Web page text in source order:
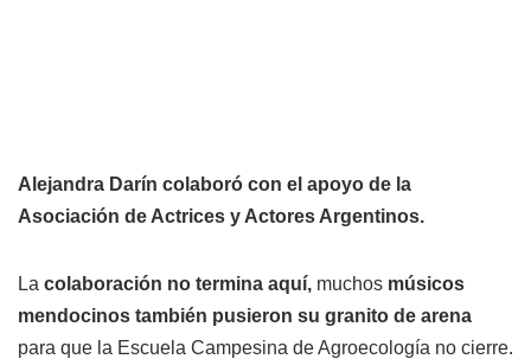
Alejandra Darín colaboró con el apoyo de la
Asociación de Actrices y Actores Argentinos.
La colaboración no termina aquí, muchos músicos
mendocinos también pusieron su granito de arena
para que la Escuela Campesina de Agroecología no cierre.